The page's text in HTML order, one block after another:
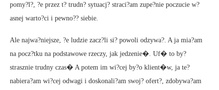
pomy?l?, ?e przez t? trudn? sytuacj? straci?am zupe?nie poczucie w?
asnej warto?ci i pewno?? siebie.
Ale najwa?niejsze, ?e ludzie zacz?li si? powoli odzywa?. A ja mia?am
na pocz?tku na podstawowe rzeczy, jak jedzenie�. Uf� to by?
strasznie trudny czas� A potem im wi?cej by?o klient�w, ja te?
nabiera?am wi?cej odwagi i doskonali?am swoj? ofert?, zdobywa?am